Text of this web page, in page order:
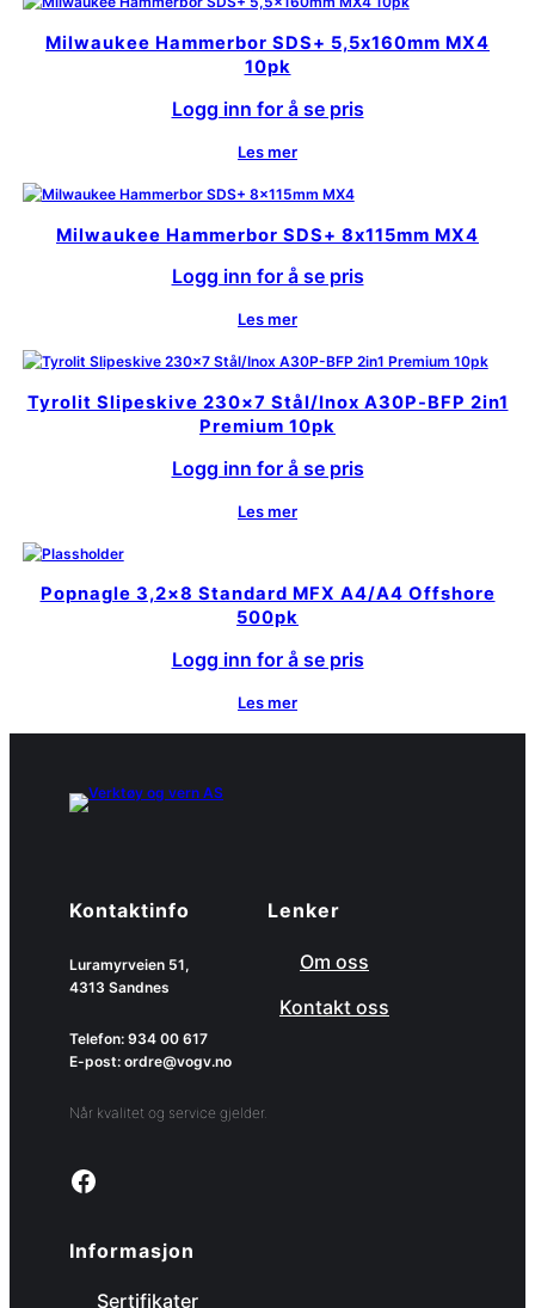
Milwaukee Hammerbor SDS+ 5,5x160mm MX4
10pk
Logg inn for å se pris
Les mer
Milwaukee Hammerbor SDS+ 8x115mm MX4
Logg inn for å se pris
Les mer
Tyrolit Slipeskive 230×7 Stål/Inox A30P-BFP 2in1
Premium 10pk
Logg inn for å se pris
Les mer
Popnagle 3,2×8 Standard MFX A4/A4 Offshore
500pk
Logg inn for å se pris
Les mer
Kontaktinfo
Luramyrveien 51,
4313 Sandnes
Telefon: 934 00 617
E-post: ordre@vogv.no
Når kvalitet og service gjelder.
Link to facebook page
Lenker
Om oss
Kontakt oss
Informasjon
Sertifikater